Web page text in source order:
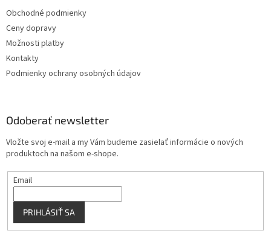
Obchodné podmienky
Ceny dopravy
Možnosti platby
Kontakty
Podmienky ochrany osobných údajov
Odoberať newsletter
Vložte svoj e-mail a my Vám budeme zasielať informácie o nových
produktoch na našom e-shope.
Email
PRIHLÁSIŤ SA